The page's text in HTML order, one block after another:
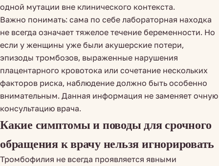
одной мутации вне клинического контекста.
Важно понимать: сама по себе лабораторная находка
не всегда означает тяжелое течение беременности. Но
если у женщины уже были акушерские потери,
эпизоды тромбозов, выраженные нарушения
плацентарного кровотока или сочетание нескольких
факторов риска, наблюдение должно быть особенно
внимательным. Данная информация не заменяет очную
консультацию врача.
Какие симптомы и поводы для срочного
обращения к врачу нельзя игнорировать
Тромбофилия не всегда проявляется явными